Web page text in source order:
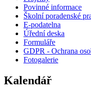
Povinné informace
Školní poradenské
E-podatelna
Úřední deska
Formuláře
GDPR - Ochrana
Fotogalerie
Kalendář